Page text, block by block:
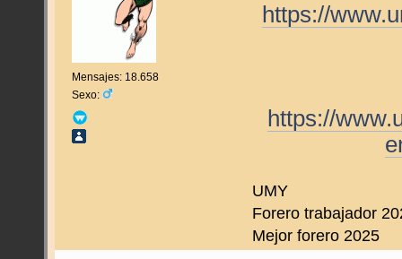
Mensajes: 18.658
Sexo:
https://
https://
UMY
Forero trabajador
Mejor forero 2025